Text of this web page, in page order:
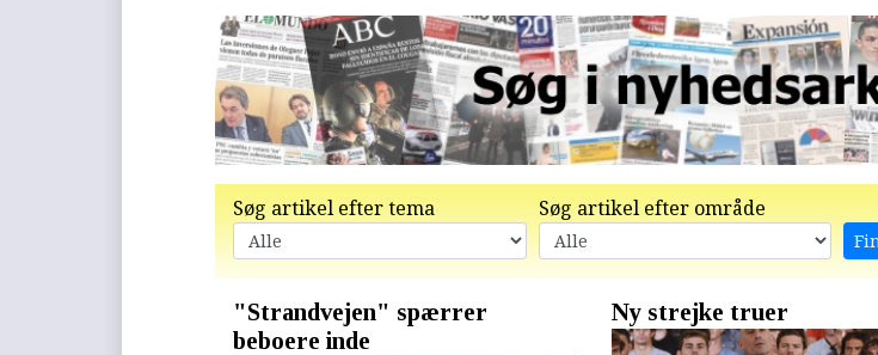
Søg artikel efter tema Søg artikel efter område
"Strandvejen" spærrer
beboere inde
Ny strejke truer